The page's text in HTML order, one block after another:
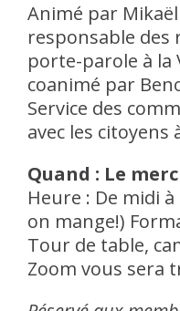
Animé par
responsable
porte-parole à la
coanimé par
Service des
avec les citoyens
Quand : Le
Heure : De midi
on mange!)
Tour de table,
Zoom vous sera